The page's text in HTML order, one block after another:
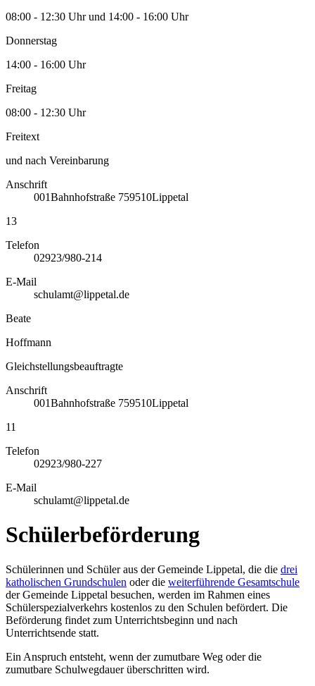
08:00 - 12:30 Uhr und 14:00 - 16:00 Uhr
Donnerstag
14:00 - 16:00 Uhr
Freitag
08:00 - 12:30 Uhr
Freitext
und nach Vereinbarung
Anschrift
001Bahnhofstraße 759510Lippetal
13
Telefon
02923/980-214
E-Mail
schulamt@lippetal.de
Beate
Hoffmann
Gleichstellungsbeauftragte
Anschrift
001Bahnhofstraße 759510Lippetal
11
Telefon
02923/980-227
E-Mail
schulamt@lippetal.de
Schülerbeförderung
Schülerinnen und Schüler aus der Gemeinde Lippetal, die die drei
katholischen Grundschulen oder die weiterführende Gesamtschule
der Gemeinde Lippetal besuchen, werden im Rahmen eines
Schülerspezialverkehrs kostenlos zu den Schulen befördert. Die
Beförderung findet zum Unterrichtsbeginn und nach
Unterrichtsende statt.
Ein Anspruch entsteht, wenn der zumutbare Weg oder die
zumutbare Schulwegdauer überschritten wird.